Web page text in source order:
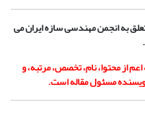
به انجمن مهندسی سازه ایران می
از محتوا، نام، تخصص، مرتبه، و
مسئول مقاله است.